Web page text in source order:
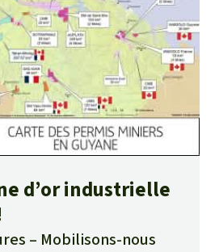
d’or industrielle
Mobilisons-nous